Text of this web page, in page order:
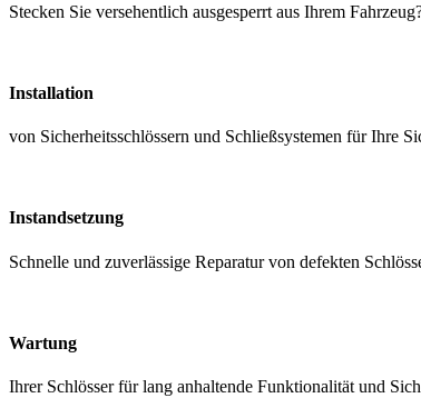
Stecken Sie versehentlich ausgesperrt aus Ihrem
Installation
von Sicherheitsschlössern und Schließsystemen für Ihre
Instandsetzung
Schnelle und zuverlässige Reparatur von defekten
Wartung
Ihrer Schlösser für lang anhaltende Funktionalität und